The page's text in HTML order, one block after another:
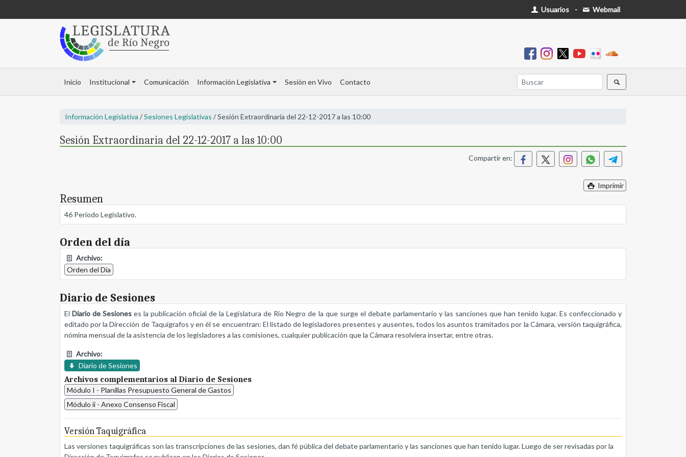
Usuarios - Webmail
Inicio Institucional Comunicación Información Legislativa Sesión en Vivo Contacto
Información Legislativa /Sesiones Legislativas / Sesión Extraordinaria del 22-12-2017 a las 10:00
Sesión Extraordinaria del 22-12-2017 a las 10:00
Compartir en:
Imprimir
Resumen
46 Período Legislativo.
Orden del día
Archivo:
Orden del Día
Diario de Sesiones
ElDiario de Sesiones es la publicación oficial de la Legislatura de Río Negro de la que surge el debate parlamentario y las sanciones que han tenido lugar. Es confeccionado y
editado por la Dirección de Taquígrafos y en él se encuentran: El listado de legisladores presentes y ausentes, todos los asuntos tramitados por la Cámara, versión taquigráfica,
nómina mensual de la asistencia de los legisladores a las comisiones, cualquier publicación que la Cámara resolviera insertar, entre otras.
Archivo:
Diario de Sesiones
Archivos complementarios al Diario de Sesiones
Módulo I - Planillas Presupuesto General de Gastos
Módulo ii - Anexo Consenso Fiscal
Versión Taquigráfica
Las versiones taquigráficas son las transcripciones de las sesiones, dan fé pública del debate parlamentario y las sanciones que han tenido lugar. Luego de ser revisadas por la